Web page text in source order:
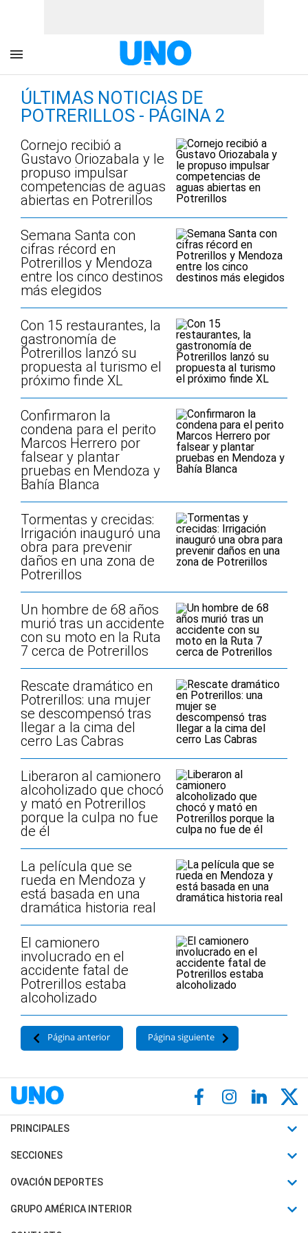
ÚLTIMAS NOTICIAS DE
POTRERILLOS - PÁGINA 2
Cornejo recibió a
Gustavo Oriozabala y le
propuso impulsar
competencias de aguas
abiertas en Potrerillos
Semana Santa con
cifras récord en
Potrerillos y Mendoza
entre los cinco destinos
más elegidos
Con 15 restaurantes, la
gastronomía de
Potrerillos lanzó su
propuesta al turismo el
próximo finde XL
Confirmaron la
condena para el perito
Marcos Herrero por
falsear y plantar
pruebas en Mendoza y
Bahía Blanca
Tormentas y crecidas:
Irrigación inauguró una
obra para prevenir
daños en una zona de
Potrerillos
Un hombre de 68 años
murió tras un accidente
con su moto en la Ruta
7 cerca de Potrerillos
Rescate dramático en
Potrerillos: una mujer
se descompensó tras
llegar a la cima del
cerro Las Cabras
Liberaron al camionero
alcoholizado que chocó
y mató en Potrerillos
porque la culpa no fue
de él
La película que se
rueda en Mendoza y
está basada en una
dramática historia real
El camionero
involucrado en el
accidente fatal de
Potrerillos estaba
alcoholizado
Página anterior Página siguiente
PRINCIPALES
Últimas Noticias
Política
SECCIONES
Horóscopo
Motores
OVACIÓN DEPORTES
Fútbol
Mundial
GRUPO AMÉRICA INTERIOR